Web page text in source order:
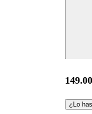
149.00
¿Lo